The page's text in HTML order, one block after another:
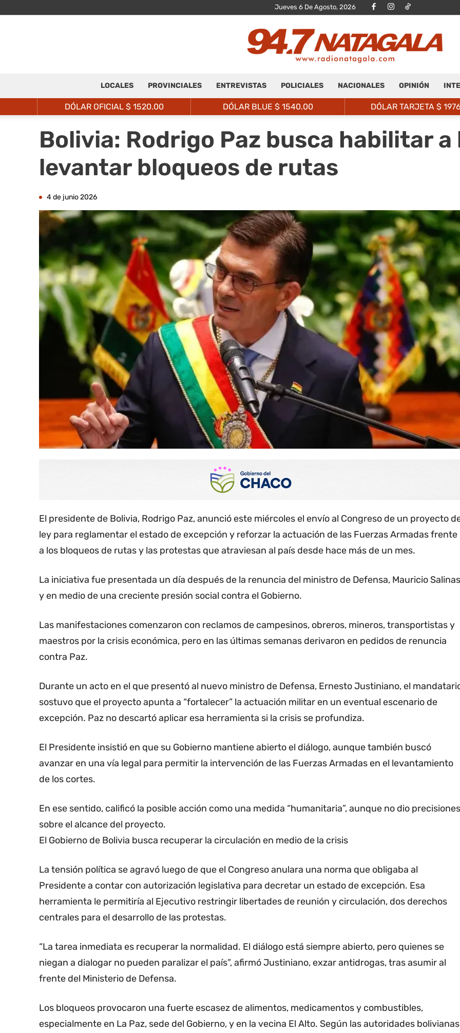
Jueves 6 De Agosto, 2026
LOCALES PROVINCIALES ENTREVISTAS POLICIALES NACIONALES OPINIÓN
DÓLAR OFICIAL $ 1520.00 DÓLAR BLUE $ 1540.00 DÓLAR TARJETA $
Bolivia: Rodrigo Paz busca habilitar
levantar bloqueos de rutas
4 de junio 2026
El presidente de Bolivia, Rodrigo Paz, anunció este miércoles el envío al Congreso de un proyecto
ley para reglamentar el estado de excepción y reforzar la actuación de las Fuerzas Armadas frente
a los bloqueos de rutas y las protestas que atraviesan al país desde hace más de un mes.
La iniciativa fue presentada un día después de la renuncia del ministro de Defensa, Mauricio
y en medio de una creciente presión social contra el Gobierno.
Las manifestaciones comenzaron con reclamos de campesinos, obreros, mineros, transportistas y
maestros por la crisis económica, pero en las últimas semanas derivaron en pedidos de renuncia
contra Paz.
Durante un acto en el que presentó al nuevo ministro de Defensa, Ernesto Justiniano, el
sostuvo que el proyecto apunta a “fortalecer” la actuación militar en un eventual escenario de
excepción. Paz no descartó aplicar esa herramienta si la crisis se profundiza.
El Presidente insistió en que su Gobierno mantiene abierto el diálogo, aunque también buscó
avanzar en una vía legal para permitir la intervención de las Fuerzas Armadas en el levantamiento
de los cortes.
En ese sentido, calificó la posible acción como una medida “humanitaria”, aunque no dio precisiones
sobre el alcance del proyecto.
El Gobierno de Bolivia busca recuperar la circulación en medio de la crisis
La tensión política se agravó luego de que el Congreso anulara una norma que obligaba al
Presidente a contar con autorización legislativa para decretar un estado de excepción. Esa
herramienta le permitiría al Ejecutivo restringir libertades de reunión y circulación, dos derechos
centrales para el desarrollo de las protestas.
“La tarea inmediata es recuperar la normalidad. El diálogo está siempre abierto, pero quienes se
niegan a dialogar no pueden paralizar el país”, afirmó Justiniano, exzar antidrogas, tras asumir al
frente del Ministerio de Defensa.
Los bloqueos provocaron una fuerte escasez de alimentos, medicamentos y combustibles,
especialmente en La Paz, sede del Gobierno, y en la vecina El Alto. Según las autoridades